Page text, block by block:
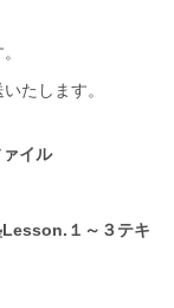
たします。
イル
Lesson.１～３テキ